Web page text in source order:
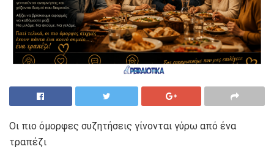
Οι πιο όμορφες συζητήσεις γίνονται γύρω από ένα
τραπέζι